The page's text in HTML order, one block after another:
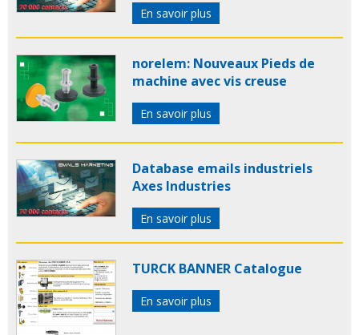
En savoir plus
norelem: Nouveaux Pieds de
machine avec vis creuse
En savoir plus
Database emails industriels
Axes Industries
En savoir plus
TURCK BANNER Catalogue
En savoir plus